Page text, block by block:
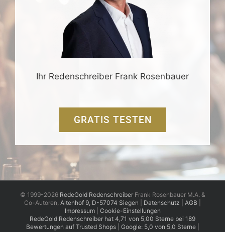
Ihr Redenschreiber Frank Rosenbauer
GRATIS TESTEN
© 1999-2026 RedeGold RedenschreiberFrank Rosenbauer M.A. &
Co-Autoren, Altenhof 9, D-57074 Siegen Datenschutz AGB
Impressum| Cookie-Einstellungen
RedeGold Redenschreiber hat 4,71 von 5,00 Sterne bei 189
Bewertungen auf Trusted Shops| Google: 5,0 von 5,0 Sterne|